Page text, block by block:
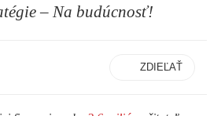
– Na budúcnosť!
ZDIEĽAŤ